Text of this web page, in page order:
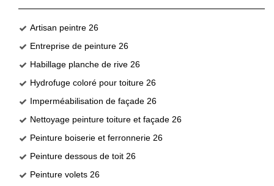
Artisan peintre 26
Entreprise de peinture 26
Habillage planche de rive 26
Hydrofuge coloré pour toiture 26
Imperméabilisation de façade 26
Nettoyage peinture toiture et façade 26
Peinture boiserie et ferronnerie 26
Peinture dessous de toit 26
Peinture volets 26